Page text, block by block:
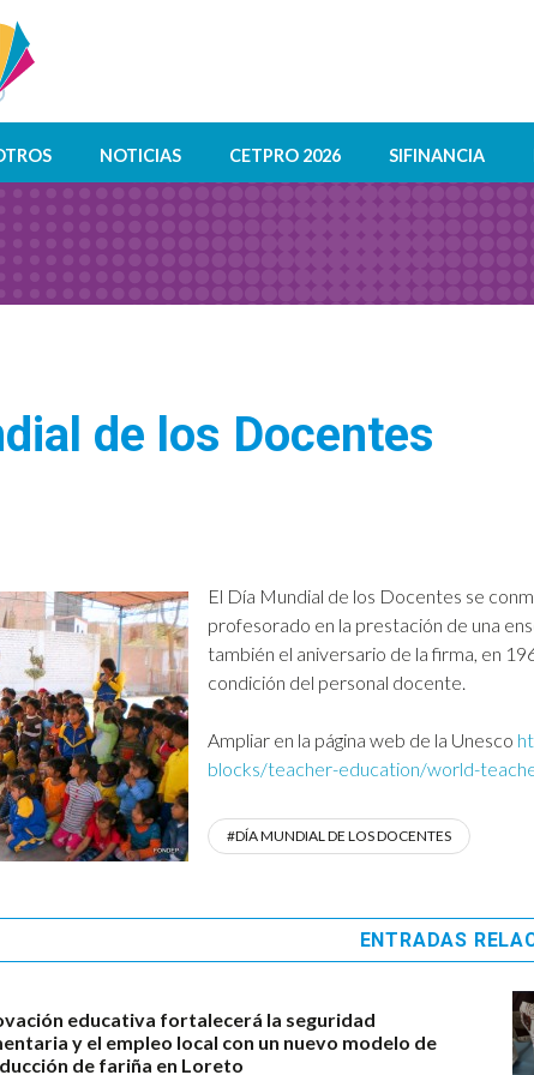
NOTICIAS CETPRO 2026 SIFINANCIA
de los Docentes
El Día Mundial de los Docentes se
profesorado en la prestación de una
también el aniversario de la firma, en
condición del personal docente.
Ampliar en la página web de la Unesco
blocks/teacher-education/world-
#DÍA MUNDIAL DE LOS DOCENTES
ENTRADAS
educativa fortalecerá la seguridad
y el empleo local con un nuevo modelo de
de fariña en Loreto